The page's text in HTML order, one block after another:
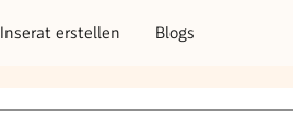
Inserat erstellen Blogs